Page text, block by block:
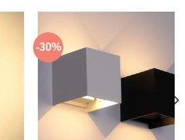
hàng chính hãng
Trường Ward, Thủ Đức City,
-30%